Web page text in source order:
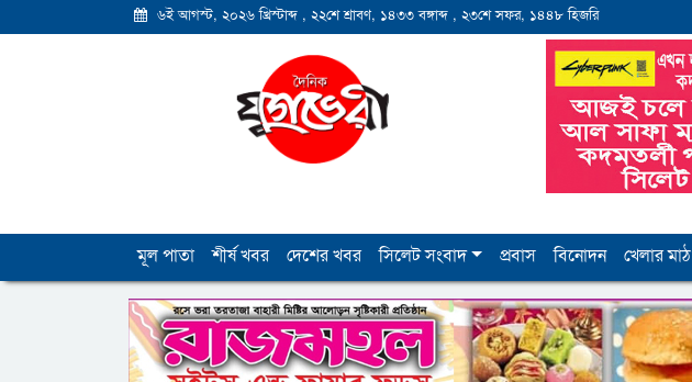
৬ই আগস্ট, ২০২৬ খ্রিস্টাব্দ , ২২শে শ্রাবণ, ১৪৩৩ বঙ্গাব্দ , ২৩শে সফর, ১৪৪৮ হিজরি
মূল পাতা শীর্ষ খবর দেশের খবর সিলেট সংবাদ প্রবাস বিনোদন খেলার মাঠ